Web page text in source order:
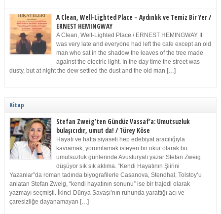
A Clean, Well-Lighted Place – Aydınlık ve Temiz Bir Yer /
ERNEST HEMINGWAY
A Clean, Well-Lighted Place / ERNEST HEMINGWAY It
was very late and everyone had left the cafe except an old
man who sat in the shadow the leaves of the tree made
against the electric light. In the day time the street was
dusty, but at night the dew settled the dust and the old man […]
Kitap
Stefan Zweig’ten Gündüz Vassaf’a: Umutsuzluk
bulaşıcıdır, umut da! / Türey Köse
Hayatı ve hatta siyaseti hep edebiyat aracılığıyla
kavramak, yorumlamak isteyen bir okur olarak bu
umutsuzluk günlerinde Avusturyalı yazar Stefan Zweig
düşüyor sık sık aklıma. “Kendi Hayatının Şiirini
Yazanlar”da roman tadında biyografilerle Casanova, Stendhal, Tolstoy’u
anlatan Stefan Zweig, “kendi hayatının sonunu” ise bir trajedi olarak
yazmayı seçmişti. İkinci Dünya Savaşı’nın ruhunda yarattığı acı ve
çaresizliğe dayanamayan […]